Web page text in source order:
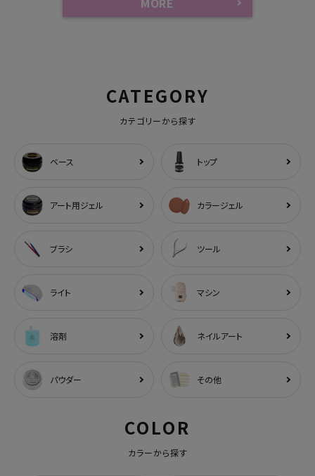
CATEGORY
カテゴリーから探す
ベース トップ
アート用ジェル カラージェル
ブラシ ツール
ライト マシン
溶剤 ネイルアート
パウダー その他
COLOR
カラーから探す